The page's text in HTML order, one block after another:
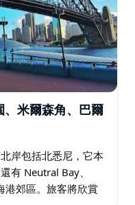
、米爾森角、巴爾
岸包括北悉尼，它本
有 Neutral Bay、
郊區。旅客將欣賞